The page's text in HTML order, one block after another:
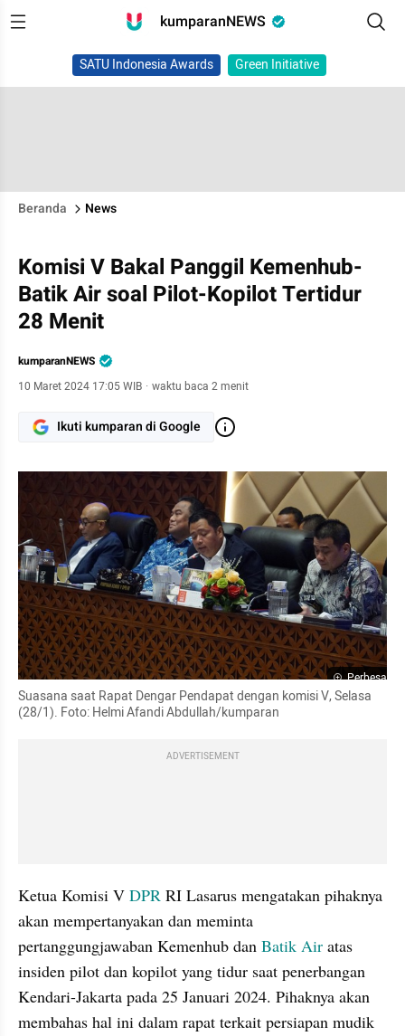
kumparanNEWS
SATU Indonesia Awards Green Initiative
Beranda News
Komisi V Bakal Panggil Kemenhub-
Batik Air soal Pilot-Kopilot Tertidur
28 Menit
kumparanNEWS
10 Maret 2024 17:05 WIB · waktu baca 2 menit
Ikuti kumparan di Google
Perbesar
Suasana saat Rapat Dengar Pendapat dengan komisi V, Selasa
(28/1). Foto: Helmi Afandi Abdullah/kumparan
ADVERTISEMENT
Ketua Komisi V DPR RI Lasarus mengatakan pihaknya
akan mempertanyakan dan meminta
pertanggungjawaban Kemenhub dan Batik Air atas
insiden pilot dan kopilot yang tidur saat penerbangan
Kendari-Jakarta pada 25 Januari 2024. Pihaknya akan
membahas hal ini dalam rapat terkait persiapan mudik